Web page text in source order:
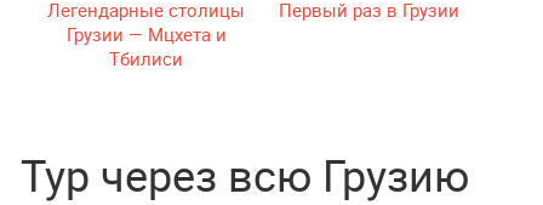
Легендарные столицы
Грузии — Мцхета и
Тбилиси
Первый раз в Грузии
Тур через всю Грузию